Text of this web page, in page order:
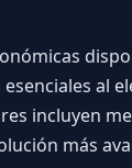
al
incluyen
más